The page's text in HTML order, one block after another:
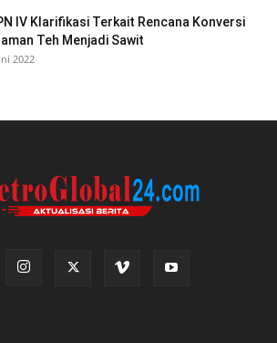
IV Klarifikasi Terkait Rencana Konversi
Teh Menjadi Sawit
2022